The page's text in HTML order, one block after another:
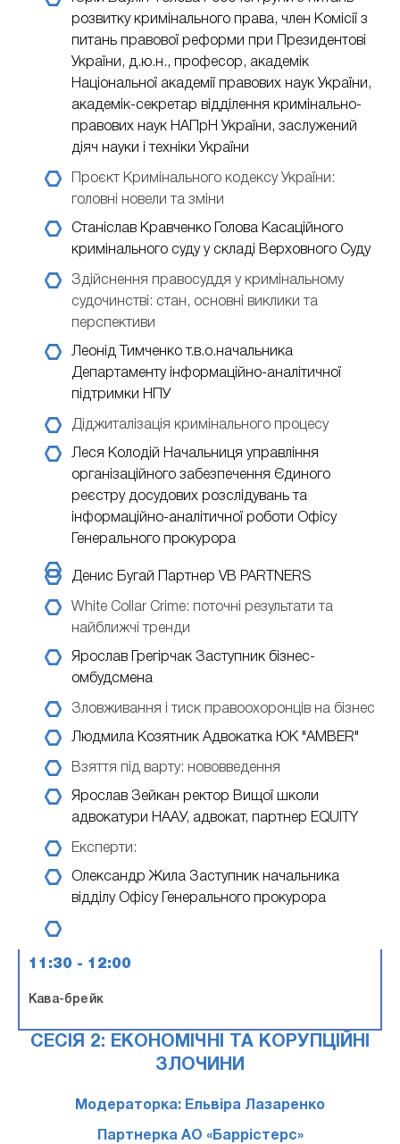
розвитку кримінального права, член Комісії з
питань правової реформи при Президентові
України, д.ю.н., професор, академік
Національної академії правових наук України,
академік-секретар відділення кримінально-
правових наук НАПрН України, заслужений
діяч науки і техніки України
Проєкт Кримінального кодексу України:
головні новели та зміни
Станіслав Кравченко Голова Касаційного
кримінального суду у складі Верховного Суду
Здійснення правосуддя у кримінальному
судочинстві: стан, основні виклики та
перспективи
Леонід Тимченко т.в.о.начальника
Департаменту інформаційно-аналітичної
підтримки НПУ
Діджиталізація кримінального процесу
Леся Колодій Начальниця управління
організаційного забезпечення Єдиного
реєстру досудових розслідувань та
інформаційно-аналітичної роботи Офісу
Генерального прокурора
Денис Бугай Партнер VB PARTNERS
White Collar Crime: поточні результати та
найближчі тренди
Ярослав Грегірчак Заступник бізнес-
омбудсмена
Зловживання і тиск правоохоронців на бізнес
Людмила Козятник Адвокатка ЮК "AMBER"
Взяття під варту: нововведення
Ярослав Зейкан ректор Вищої школи
адвокатури НААУ, адвокат, партнер EQUITY
Експерти:
Олександр Жила Заступник начальника
відділу Офісу Генерального прокурора
11:30 - 12:00
Кава-брейк
СЕСІЯ 2: ЕКОНОМІЧНІ ТА КОРУПЦІЙНІ
ЗЛОЧИНИ
Модераторка: Ельвіра Лазаренко
Партнерка АО «Баррістерс»